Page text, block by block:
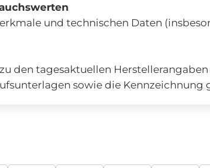
und technischen Daten
den tagesaktuellen
sowie die